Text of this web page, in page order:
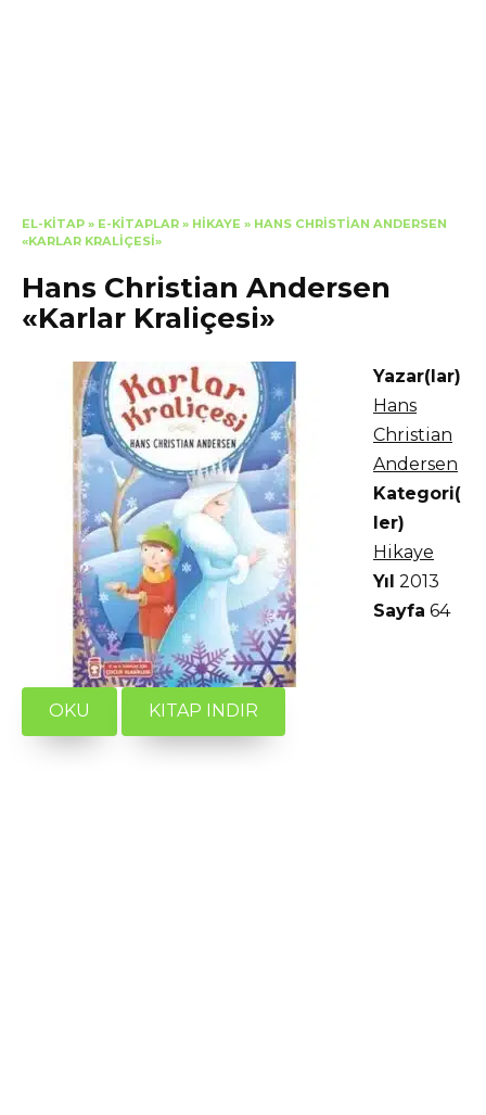
EL-KITAP » E-KITAPLAR » HIKAYE » HANS CHRISTIAN ANDERSEN
«KARLAR KRALIÇESI»
Hans Christian Andersen
«Karlar Kraliçesi»
Yazar(lar)
Hans
Christian
Andersen
Kategori(
ler)
Hikaye
Yıl 2013
Sayfa 64
OKU KITAP INDIR